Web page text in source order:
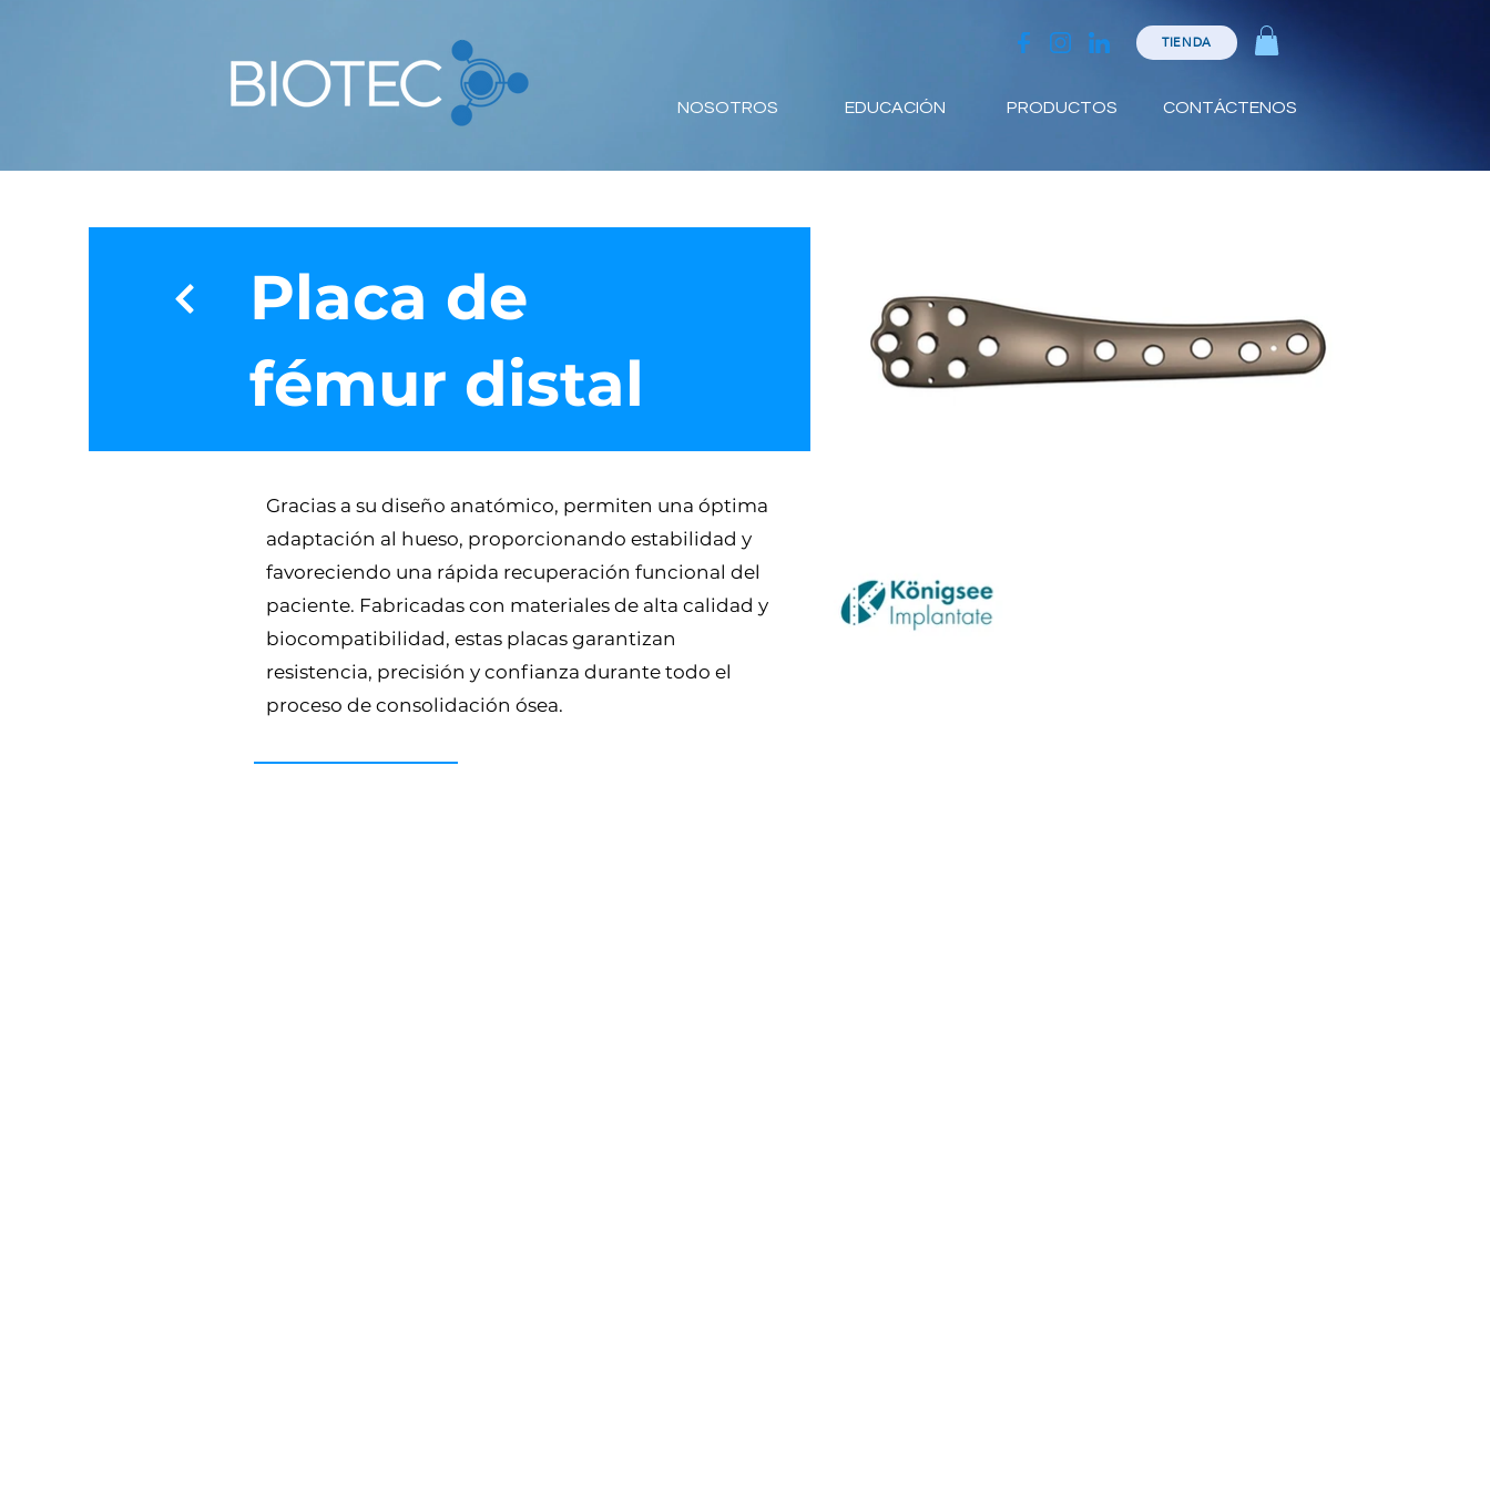
TIENDA
CONTÁCTENOS
PRODUCTOS
EDUCACIÓN
NOSOTROS
Placa de
fémur distal
Gracias a su diseño anatómico, permiten una óptima
adaptación al hueso, proporcionando estabilidad y
favoreciendo una rápida recuperación funcional del
paciente. Fabricadas con materiales de alta calidad y
biocompatibilidad, estas placas garantizan
resistencia, precisión y confianza durante todo el
proceso de consolidación ósea.